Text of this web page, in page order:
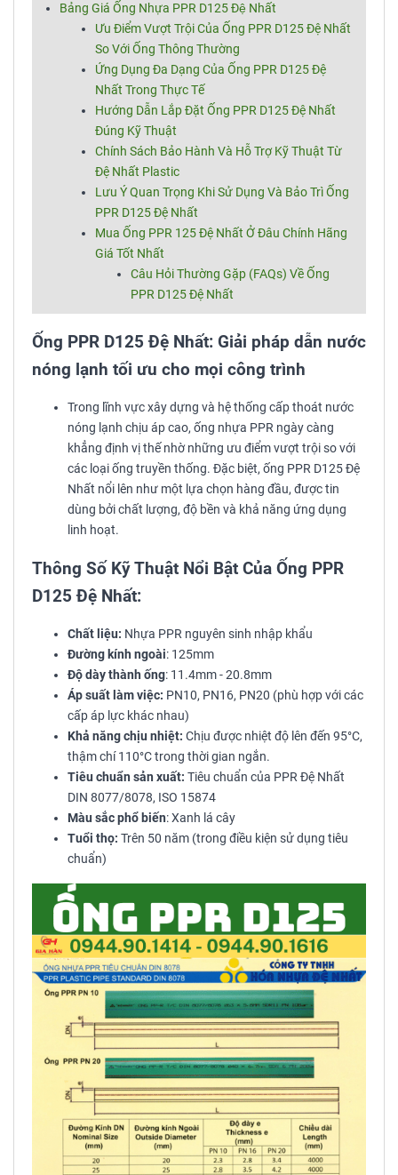
Bảng Giá Ống Nhựa PPR D125 Đệ Nhất
Ưu Điểm Vượt Trội Của Ống PPR D125 Đệ Nhất
So Với Ống Thông Thường
Ứng Dụng Đa Dạng Của Ống PPR D125 Đệ
Nhất Trong Thực Tế
Hướng Dẫn Lắp Đặt Ống PPR D125 Đệ Nhất
Đúng Kỹ Thuật
Chính Sách Bảo Hành Và Hỗ Trợ Kỹ Thuật Từ
Đệ Nhất Plastic
Lưu Ý Quan Trọng Khi Sử Dụng Và Bảo Trì Ống
PPR D125 Đệ Nhất
Mua Ống PPR 125 Đệ Nhất Ở Đâu Chính Hãng
Giá Tốt Nhất
Câu Hỏi Thường Gặp (FAQs) Về Ống
PPR D125 Đệ Nhất
Ống PPR D125 Đệ Nhất: Giải pháp dẫn nước
nóng lạnh tối ưu cho mọi công trình
Trong lĩnh vực xây dựng và hệ thống cấp thoát nước
nóng lạnh chịu áp cao, ống nhựa PPR ngày càng
khẳng định vị thế nhờ những ưu điểm vượt trội so với
các loại ống truyền thống. Đặc biệt, ống PPR D125 Đệ
Nhất nổi lên như một lựa chọn hàng đầu, được tin
dùng bởi chất lượng, độ bền và khả năng ứng dụng
linh hoạt.
Thông Số Kỹ Thuật Nổi Bật Của Ống PPR
D125 Đệ Nhất:
Chất liệu: Nhựa PPR nguyên sinh nhập khẩu
Đường kính ngoài: 125mm
Độ dày thành ống: 11.4mm - 20.8mm
Áp suất làm việc: PN10, PN16, PN20 (phù hợp với các
cấp áp lực khác nhau)
Khả năng chịu nhiệt: Chịu được nhiệt độ lên đến 95°C,
thậm chí 110°C trong thời gian ngắn.
Tiêu chuẩn sản xuất: Tiêu chuẩn của PPR Đệ Nhất
DIN 8077/8078, ISO 15874
Màu sắc phổ biến: Xanh lá cây
Tuổi thọ: Trên 50 năm (trong điều kiện sử dụng tiêu
chuẩn)